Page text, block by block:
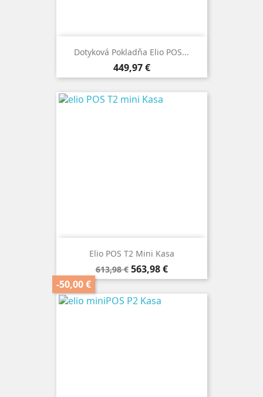
Dotyková Pokladňa Elio POS...
Cena
449,97 €
Elio POS T2 Mini Kasa
Základná
cena
613,98 €
-50,00 €
Cena
563,98 €